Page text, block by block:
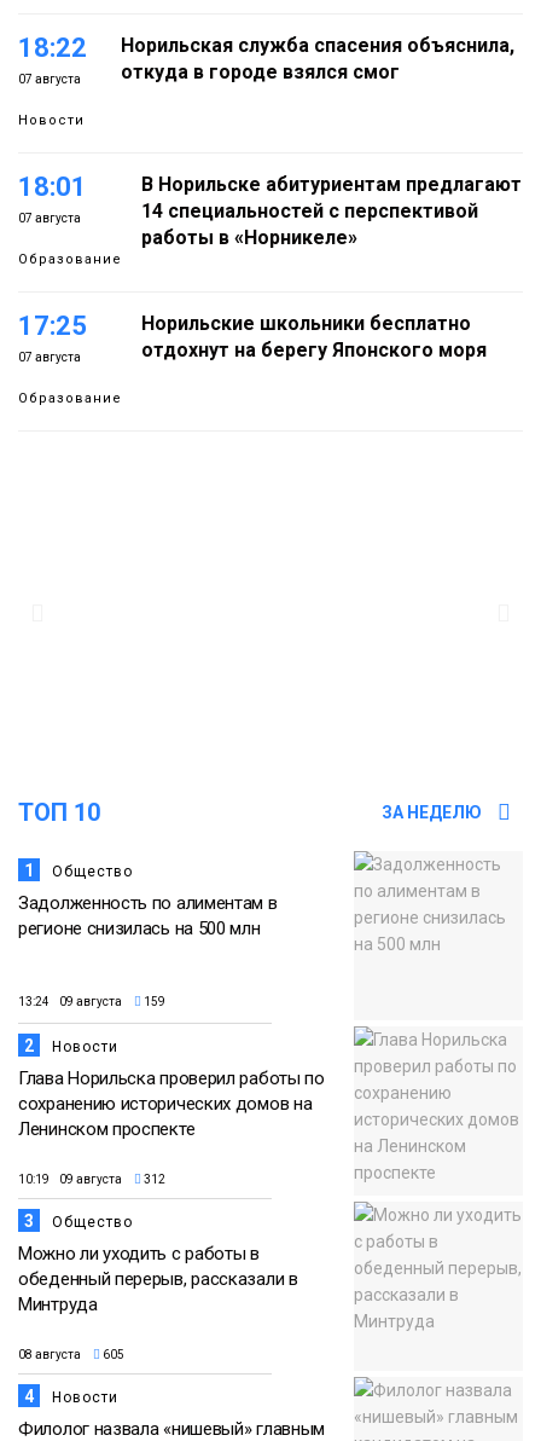
18:22
07 августа
Новости
Норильская служба спасения объяснила,
откуда в городе взялся смог
18:01
07 августа
Образование
В Норильске абитуриентам предлагают
14 специальностей с перспективой
работы в «Норникеле»
17:25
07 августа
Образование
Норильские школьники бесплатно
отдохнут на берегу Японского моря
Спорт
ТОП 10 ЗА НЕДЕЛЮ
1 Общество
Задолженность по алиментам в
регионе снизилась на 500 млн
13:24 09 августа 159
2 Новости
Глава Норильска проверил работы по
сохранению исторических домов на
Ленинском проспекте
10:19 09 августа 312
3 Общество
Можно ли уходить с работы в
обеденный перерыв, рассказали в
Минтруда
08 августа 605
4 Новости
Филолог назвала «нишевый» главным